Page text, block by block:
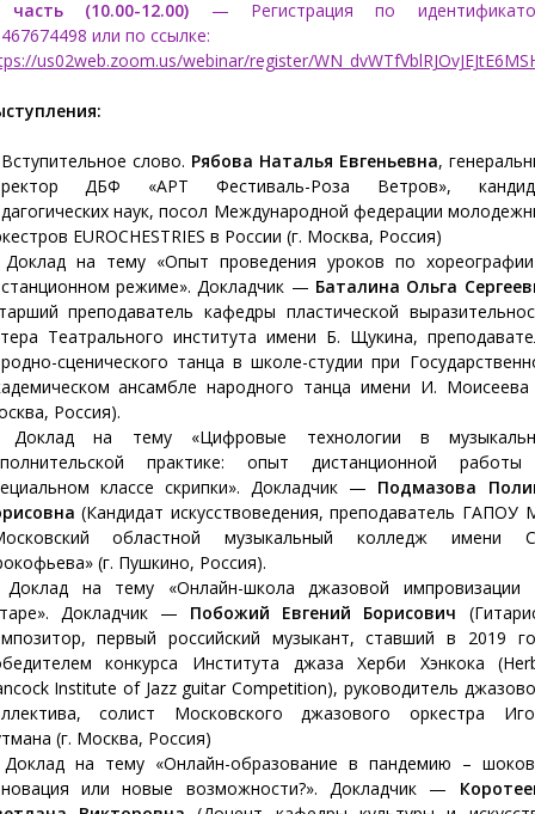
(10.00-12.00) — Регистрация по
или по ссылке:
us02web.zoom.us/webinar/register/
слово. Рябова Наталья Евгеньевна,
ДБФ «АРТ Фестиваль-Роза Ветров»,
наук, посол Международной федерации
EUROCHESTRIES в России (г. Москва, Россия)
на тему «Опыт проведения уроков по
режиме». Докладчик — Баталина Ольга
преподаватель кафедры пластической
Театрального института имени Б. Щукина,
сценического танца в школе-студии при
ансамбле народного танца имени И. Моисеева
Россия).
Доклад на тему «Цифровые технологии в
практике: опыт дистанционной
классе скрипки». Докладчик — Подмазова
(Кандидат искусствоведения, преподаватель ГАПОУ
областной музыкальный колледж имени
(г. Пушкино, Россия).
на тему «Онлайн-школа джазовой импровизации
Докладчик — Побожий Евгений Борисович
первый российский музыкант, ставший в 2019
конкурса Института джаза Херби Хэнкока
Institute of Jazz guitar Competition), руководитель
солист Московского джазового оркестра
(г. Москва, Россия)
на тему «Онлайн-образование в пандемию –
или новые возможности?». Докладчик —